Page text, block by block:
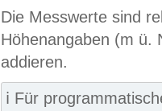
Die Messwerte sind
Höhenangaben (m ü.
addieren.
ℹ️ Für